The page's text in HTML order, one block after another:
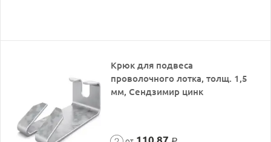
Крюк для подвеса
проволочного лотка, толщ. 1,5
мм, Сендзимир цинк
Р